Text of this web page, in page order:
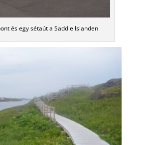
és egy sétaút a Saddle Islanden